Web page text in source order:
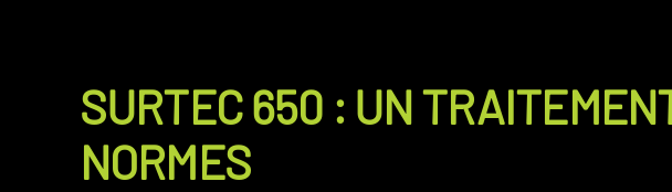
SURTEC 650 : UN
NORMES